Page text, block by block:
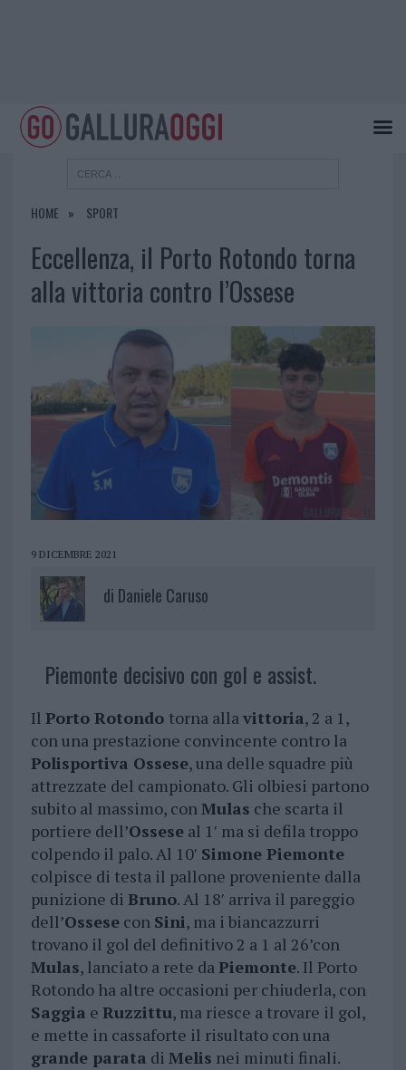
HOME SPORT
Eccellenza, il Porto Rotondo torna
alla vittoria contro l’Ossese
9 DICEMBRE 2021
di Daniele Caruso
Piemonte decisivo con gol e assist.
Il Porto Rotondo torna allavittoria, 2 a 1,
con una prestazione convincente contro la
Polisportiva Ossese, una delle squadre più
attrezzate del campionato. Gli olbiesi partono
subito al massimo, conMulas che scarta il
portiere dell’Osseseal 1′ ma si defila troppo
colpendo il palo. Al 10′ Simone Piemonte
colpisce di testa il pallone proveniente dalla
punizione di Bruno. Al 18′ arriva il pareggio
dell’Ossesecon Sini, ma i biancazzurri
trovano il gol del definitivo 2 a 1 al 26’con
Mulas, lanciato a rete daPiemonte. Il Porto
Rotondo ha altre occasioni per chiuderla, con
Saggia e Ruzzittu, ma riesce a trovare il gol,
e mette in cassaforte il risultato con una
grande parata di Melis nei minuti finali.